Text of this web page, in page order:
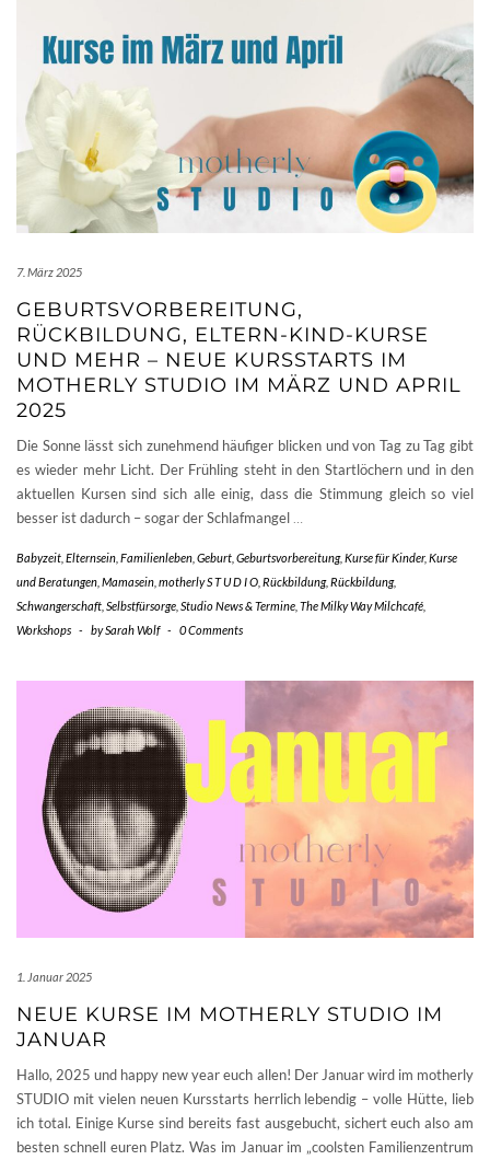
7. März 2025
GEBURTSVORBEREITUNG,
RÜCKBILDUNG, ELTERN-KIND-KURSE
UND MEHR – NEUE KURSSTARTS IM
MOTHERLY STUDIO IM MÄRZ UND APRIL
2025
Die Sonne lässt sich zunehmend häufiger blicken und von Tag zu Tag gibt
es wieder mehr Licht. Der Frühling steht in den Startlöchern und in den
aktuellen Kursen sind sich alle einig, dass die Stimmung gleich so viel
besser ist dadurch – sogar der Schlafmangel
Babyzeit Elternsein Familienleben Geburt Geburtsvorbereitung, Kurse für Kinder, Kurse
und Beratungen Mamasein motherly S T U D I O Rückbildung, Rückbildung,
Schwangerschaft Selbstfürsorge Studio News & Termine The Milky Way Milchcafé
Workshops - bySarah Wolf - 0 Comments
1. Januar 2025
NEUE KURSE IM MOTHERLY STUDIO IM
JANUAR
Hallo, 2025 und happy new year euch allen! Der Januar wird im motherly
STUDIO mit vielen neuen Kursstarts herrlich lebendig – volle Hütte, lieb
ich total. Einige Kurse sind bereits fast ausgebucht, sichert euch also am
besten schnell euren Platz. Was im Januar im „coolsten Familienzentrum